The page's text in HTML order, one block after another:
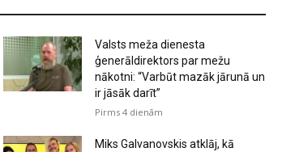
Valsts meža dienesta
ģenerāldirektors par mežu
nākotni: “Varbūt mazāk jārunā un
ir jāsāk darīt”
Pirms 4 dienām
Miks Galvanovskis atklāj, kā